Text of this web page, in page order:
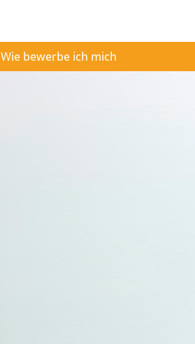
Wie bewerbe ich mich